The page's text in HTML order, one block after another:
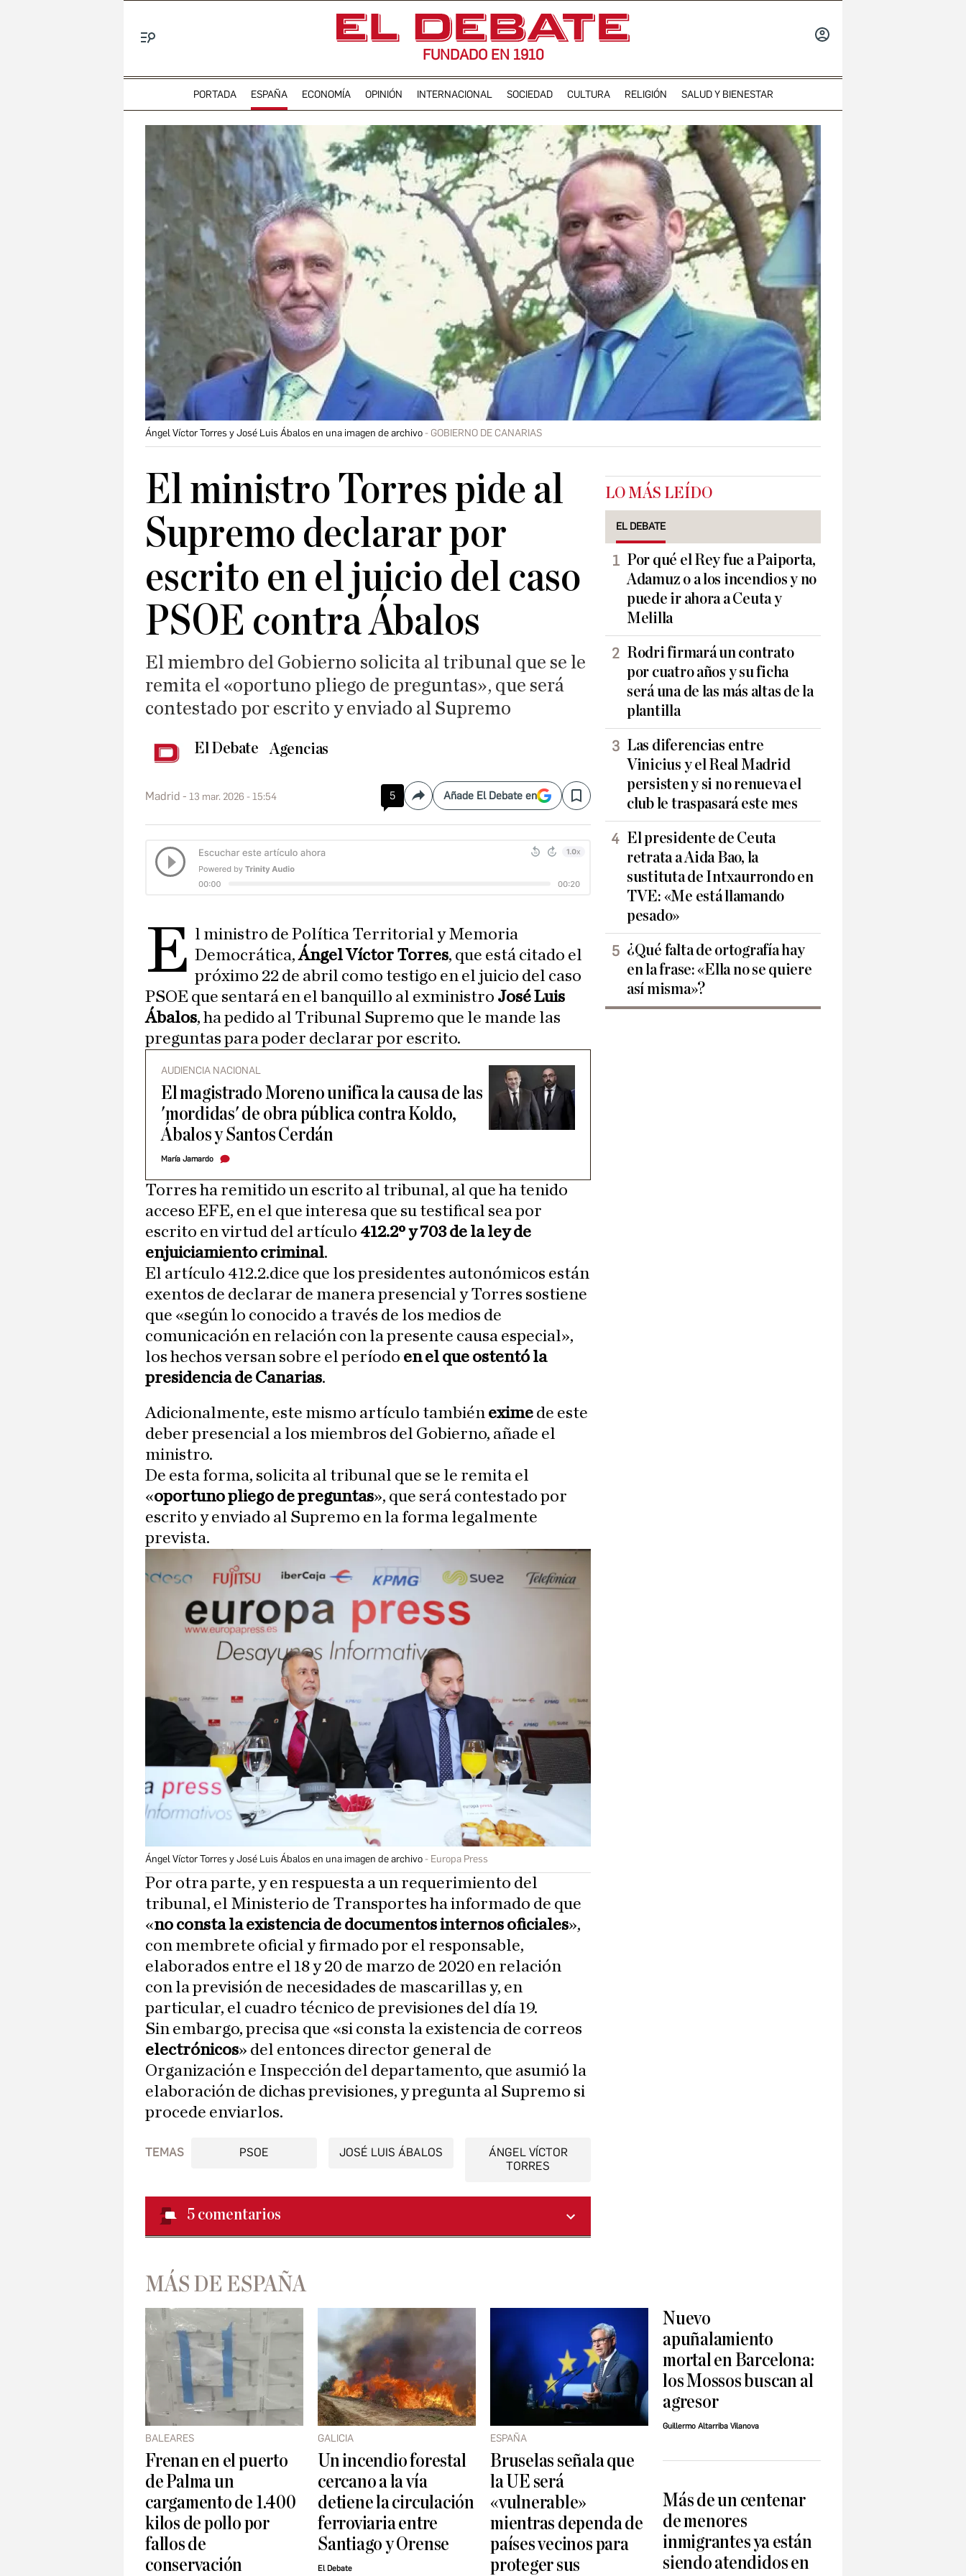
FUNDADO EN 1910
PORTADA ESPAÑA ECONOMÍA OPINIÓN INTERNACIONAL SOCIEDAD CULTURA RELIGIÓN SALUD Y BIENESTAR
Ángel Víctor Torres y José Luis Ábalos en una imagen de archivo GOBIERNO DE CANARIAS
El ministro Torres pide al
Supremo declarar por
escrito en el juicio del caso
PSOE contra Ábalos
El miembro del Gobierno solicita al tribunal que se le
remita el «oportuno pliego de preguntas», que será
contestado por escrito y enviado al Supremo
El Debate Agencias
Madrid 13 mar. 2026 - 15:54 5 CompartirAñade El Debate en Save
E l ministro de Política Territorial y Memoria
Democrática,Ángel Víctor Torres, que está citado el
próximo 22 de abril como testigo en el juicio del caso
PSOE que sentará en el banquillo al exministro José Luis
Ábalos, ha pedido al Tribunal Supremo que le mande las
preguntas para poder declarar por escrito.
AUDIENCIA NACIONAL
El magistrado Moreno unifica la causa de las
'mordidas' de obra pública contra Koldo,
Ábalos y Santos Cerdán
María Jamardo
Torres ha remitido un escrito al tribunal, al que ha tenido
acceso EFE, en el que interesa que su testifical sea por
escrito en virtud del artículo 412.2º y 703 de la ley de
enjuiciamiento criminal.
El artículo 412.2.dice que los presidentes autonómicos están
exentos de declarar de manera presencial y Torres sostiene
que «según lo conocido a través de los medios de
comunicación en relación con la presente causa especial»,
los hechos versan sobre el período en el que ostentó la
presidencia de Canarias.
Adicionalmente, este mismo artículo también exime de este
deber presencial a los miembros del Gobierno, añade el
ministro.
De esta forma, solicita al tribunal que se le remita el
«oportuno pliego de preguntas», que será contestado por
escrito y enviado al Supremo en la forma legalmente
prevista.
Ángel Víctor Torres y José Luis Ábalos en una imagen de archivo Europa Press
Por otra parte, y en respuesta a un requerimiento del
tribunal, el Ministerio de Transportes ha informado de que
«no consta la existencia de documentos internos oficiales»,
con membrete oficial y firmado por el responsable,
elaborados entre el 18 y 20 de marzo de 2020 en relación
con la previsión de necesidades de mascarillas y, en
particular, el cuadro técnico de previsiones del día 19.
Sin embargo, precisa que «si consta la existencia de correos
electrónicos» del entonces director general de
Organización e Inspección del departamento, que asumió la
elaboración de dichas previsiones, y pregunta al Supremo si
procede enviarlos.
TEMAS PSOE JOSÉ LUIS ÁBALOS
ÁNGEL VÍCTOR
TORRES
5 comentarios
LO MÁS LEÍDO
EL DEBATE
Por qué el Rey fue a Paiporta,
Adamuz o a los incendios y no
puede ir ahora a Ceuta y
Melilla
Rodri firmará un contrato
por cuatro años y su ficha
será una de las más altas de la
plantilla
Las diferencias entre
Vinicius y el Real Madrid
persisten y si no renueva el
club le traspasará este mes
El presidente de Ceuta
retrata a Aida Bao, la
sustituta de Intxaurrondo en
TVE: «Me está llamando
pesado»
¿Qué falta de ortografía hay
en la frase: «Ella no se quiere
así misma»?
MÁS DE ESPAÑA
BALEARES
Frenan en el puerto
de Palma un
cargamento de 1.400
kilos de pollo por
fallos de
conservación
GALICIA
Un incendio forestal
cercano a la vía
detiene la circulación
ferroviaria entre
Santiago y Orense
El Debate
ESPAÑA
Bruselas señala que
la UE será
«vulnerable»
mientras dependa de
países vecinos para
proteger sus
Nuevo
apuñalamiento
mortal en Barcelona:
los Mossos buscan al
agresor
Guillermo Altarriba Vilanova
Más de un centenar
de menores
inmigrantes ya están
siendo atendidos en